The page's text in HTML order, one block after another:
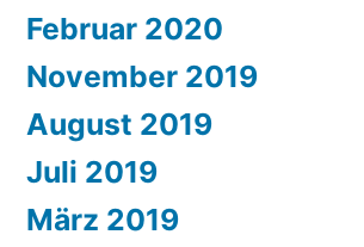
Februar 2020
November 2019
August 2019
Juli 2019
März 2019